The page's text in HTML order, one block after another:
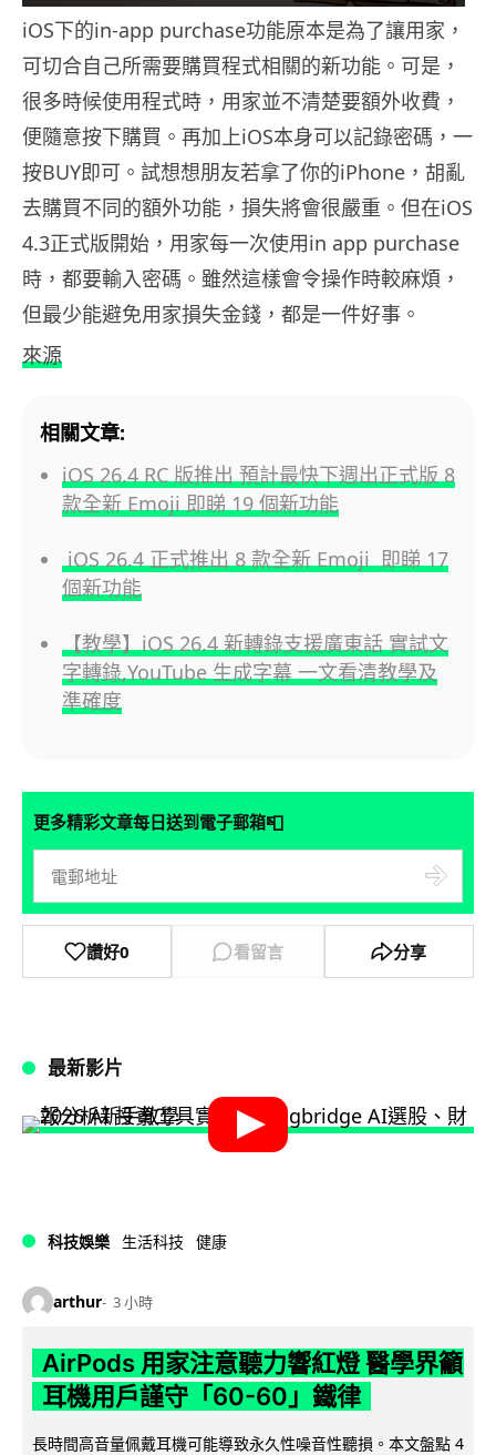
iOS下的in-app purchase功能原本是為了讓用家，
可切合自己所需要購買程式相關的新功能。可是，
很多時候使用程式時，用家並不清楚要額外收費，
便隨意按下購買。再加上iOS本身可以記錄密碼，一
按BUY即可。試想想朋友若拿了你的iPhone，胡亂
去購買不同的額外功能，損失將會很嚴重。但在iOS
4.3正式版開始，用家每一次使用in app purchase
時，都要輸入密碼。雖然這樣會令操作時較麻煩，
但最少能避免用家損失金錢，都是一件好事。
來源
相關文章:
iOS 26.4 RC 版推出 預計最快下週出正式版 8
款全新 Emoji 即睇 19 個新功能
iOS 26.4 正式推出 8 款全新 Emoji 即睇 17
個新功能
【教學】iOS 26.4 新轉錄支援廣東話 實試文
字轉錄,YouTube 生成字幕 一文看清教學及
準確度
更多精彩文章每日送到電子郵箱📮
讚好0 看留言 分享
最新影片
科技娛樂 生活科技 健康
arthur 3 小時
AirPods 用家注意聽力響紅燈 醫學界籲
耳機用戶謹守「60-60」鐵律
長時間高音量佩戴耳機可能導致永久性噪音性聽損。本文盤點 4